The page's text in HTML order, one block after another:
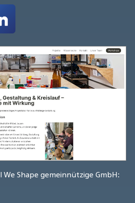
We Shape gemeinnützige GmbH: